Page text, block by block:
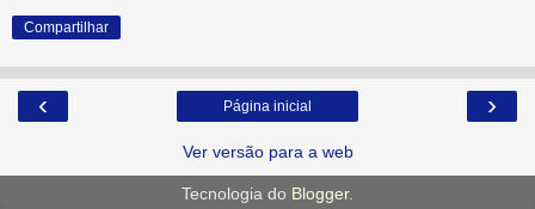
Compartilhar
‹ ›
Página inicial
Ver versão para a web
Tecnologia do Blogger.